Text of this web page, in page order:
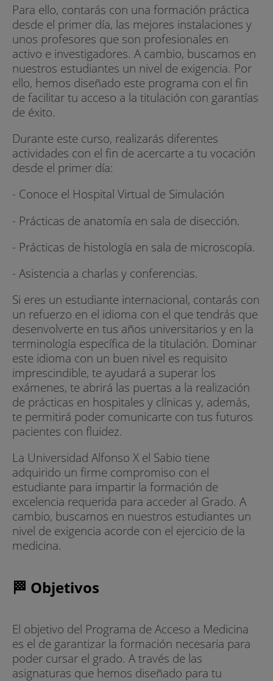
Para ello, contarás con una formación práctica
desde el primer día, las mejores instalaciones y
unos profesores que son profesionales en
activo e investigadores. A cambio, buscamos en
nuestros estudiantes un nivel de exigencia. Por
ello, hemos diseñado este programa con el fin
de facilitar tu acceso a la titulación con garantías
de éxito.
Durante este curso, realizarás diferentes
actividades con el fin de acercarte a tu vocación
desde el primer día:
- Conoce el Hospital Virtual de Simulación
- Prácticas de anatomía en sala de disección.
- Prácticas de histología en sala de microscopía.
- Asistencia a charlas y conferencias.
Si eres un estudiante internacional, contarás con
un refuerzo en el idioma con el que tendrás que
desenvolverte en tus años universitarios y en la
terminología específica de la titulación. Dominar
este idioma con un buen nivel es requisito
imprescindible, te ayudará a superar los
exámenes, te abrirá las puertas a la realización
de prácticas en hospitales y clínicas y, además,
te permitirá poder comunicarte con tus futuros
pacientes con fluidez.
La Universidad Alfonso X el Sabio tiene
adquirido un firme compromiso con el
estudiante para impartir la formación de
excelencia requerida para acceder al Grado. A
cambio, buscamos en nuestros estudiantes un
nivel de exigencia acorde con el ejercicio de la
medicina.
🏁 Objetivos
El objetivo del Programa de Acceso a Medicina
es el de garantizar la formación necesaria para
poder cursar el grado. A través de las
asignaturas que hemos diseñado para tu